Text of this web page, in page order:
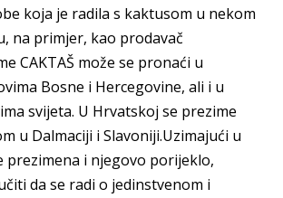
koja je radila s kaktusom u nekom
na primjer, kao prodavač
CAKTAŠ može se pronaći u
Bosne i Hercegovine, ali i u
svijeta. U Hrvatskoj se prezime
u Dalmaciji i Slavoniji.Uzimajući u
prezimena i njegovo porijeklo,
da se radi o jedinstvenom i